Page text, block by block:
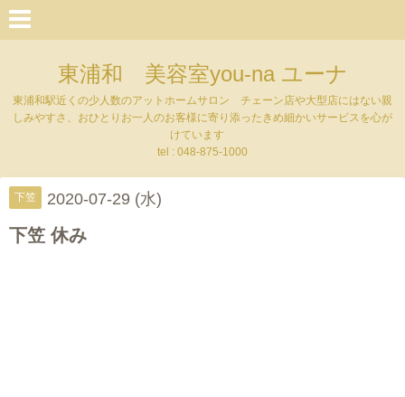
東浦和 美容室you-na ユーナ
東浦和駅近くの少人数のアットホームサロン チェーン店や大型店にはない親
しみやすさ、おひとりお一人のお客様に寄り添ったきめ細かいサービスを心が
けています
tel : 048-875-1000
下笠 2020-07-29 (水)
下笠 休み